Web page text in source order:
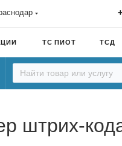
ТС ПИОТ ТСД
штрих-